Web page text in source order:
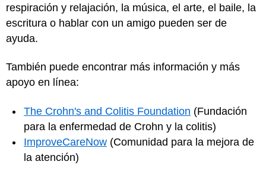
respiración y relajación, la música, el arte, el baile, la
escritura o hablar con un amigo pueden ser de
ayuda.
También puede encontrar más información y más
apoyo en línea:
The Crohn's and Colitis Foundation (Fundación
para la enfermedad de Crohn y la colitis)
ImproveCareNow (Comunidad para la mejora de
la atención)